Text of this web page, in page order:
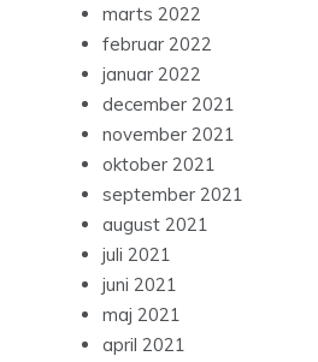
marts 2022
februar 2022
januar 2022
december 2021
november 2021
oktober 2021
september 2021
august 2021
juli 2021
juni 2021
maj 2021
april 2021